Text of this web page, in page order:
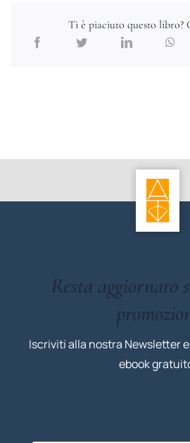
Ti è piaciuto questo libro?
Resta aggiornato
Iscriviti alla nostra Newsletter
ebook